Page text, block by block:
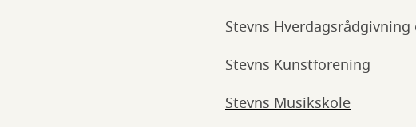
Stevns Hverdagsrådgivning
Stevns Kunstforening
Stevns Musikskole